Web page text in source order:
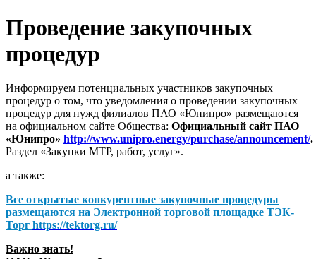
Проведение закупочных
процедур
Информируем потенциальных участников закупочных
процедур о том, что уведомления о проведении закупочных
процедур для нужд филиалов ПАО «Юнипро» размещаются
на официальном сайте Общества: Официальный сайт ПАО
«Юнипро» http://www.unipro.energy/purchase/announcement/.
Раздел «Закупки МТР, работ, услуг».
а также:
Все открытые конкурентные закупочные процедуры
размещаются на Электронной торговой площадке ТЭК-
Торг https://tektorg.ru/
Важно знать!